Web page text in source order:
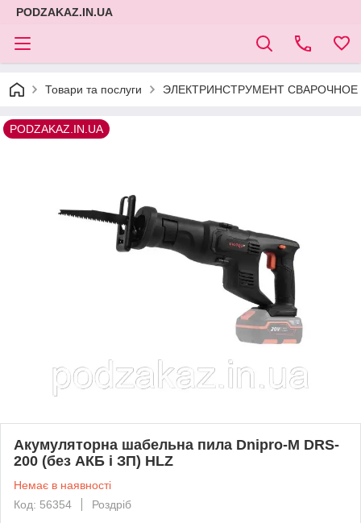
PODZAKAZ.IN.UA
Товари та послуги ЭЛЕКТРИНСТРУМЕНТ
PODZAKAZ.IN.UA
Акумуляторна шабельна пила Dnipro-M DRS-
200 (без АКБ і ЗП) HLZ
Немає в наявності
Код: 56354
Роздріб